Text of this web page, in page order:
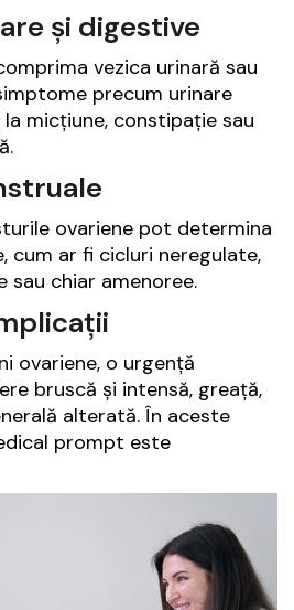
și digestive
vezica urinară sau
precum urinare
micțiune, constipație sau
ovariene pot determina
cum ar fi cicluri neregulate,
sau chiar amenoree.
ovariene, o urgență
bruscă și intensă, greață,
alterată. În aceste
prompt este